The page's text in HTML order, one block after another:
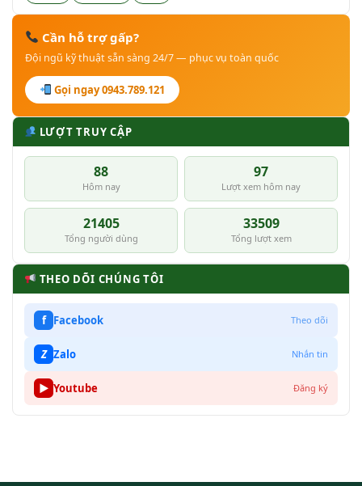
Cần hỗ trợ gấp?
Đội ngũ kỹ thuật sẵn sàng 24/7 — phục vụ toàn quốc
Gọi ngay 0943.789.121
LƯỢT TRUY CẬP
88
Hôm nay
97
Lượt xem hôm nay
21405
Tổng người dùng
33509
Tổng lượt xem
THEO DÕI CHÚNG TÔI
f Facebook Theo dõi
Z Zalo Nhắn tin
▶ Youtube Đăng ký